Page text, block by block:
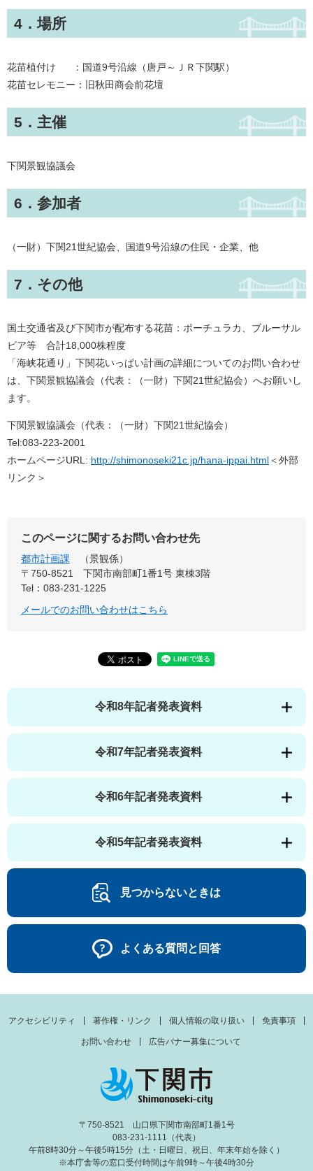
4．場所
花苗植付け ：国道9号沿線（唐戸～ＪＲ下関駅）
花苗セレモニー：旧秋田商会前花壇
5．主催
下関景観協議会
6．参加者
（一財）下関21世紀協会、国道9号沿線の住民・企業、他
7．その他
国土交通省及び下関市が配布する花苗：ポーチュラカ、ブルーサル
ビア等 合計18,000株程度
「海峡花通り」下関花いっぱい計画の詳細についてのお問い合わせ
は、下関景観協議会（代表：（一財）下関21世紀協会）へお願いし
ます。
下関景観協議会（代表：（一財）下関21世紀協会）
Tel:083-223-2001
ホームページURL: http://shimonoseki21c.jp/hana-ippai.html＜外部
リンク＞
このページに関するお問い合わせ先
都市計画課
景観係
〒750-8521
下関市南部町1番1号 東棟3階
Tel：083-231-1225
メールでのお問い合わせはこちら
令和8年記者発表資料
令和7年記者発表資料
令和6年記者発表資料
令和5年記者発表資料
見つからないときは
よくある質問と回答
アクセシビリティ 著作権・リンク 個人情報の取り扱い 免責事項
お問い合わせ 広告バナー募集について
〒750-8521 山口県下関市南部町1番1号
083-231-1111（代表）
午前8時30分～午後5時15分（土・日曜日、祝日、年末年始を除く）
※本庁舎等の窓口受付時間は午前9時～午後4時30分